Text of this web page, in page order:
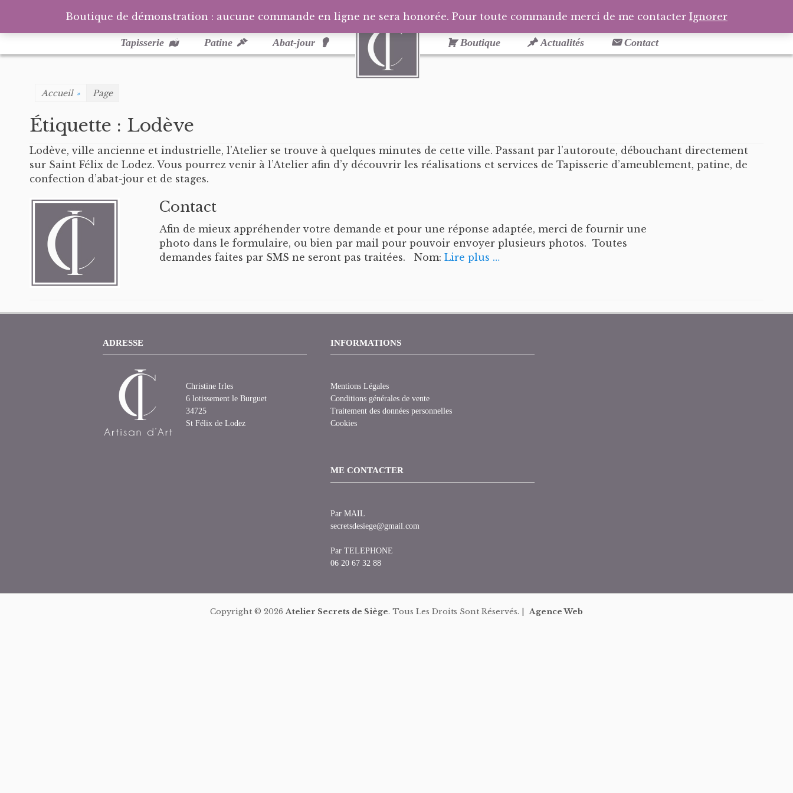
Facebook
au
Tapisserie Patine Abat-jour Boutique Actualités Contact
Accueil » Page
Étiquette : Lodève
Lodève, ville ancienne et industrielle, l’Atelier se trouve à quelques minutes de cette ville. Passant par l’autoroute, débouchant directement
sur Saint Félix de Lodez. Vous pourrez venir à l’Atelier afin d’y découvrir les réalisations et services de Tapisserie d’ameublement, patine, de
confection d’abat-jour et de stages.
Contact
Afin de mieux appréhender votre demande et pour une réponse adaptée, merci de fournir une
photo dans le formulaire, ou bien par mail pour pouvoir envoyer plusieurs photos. Toutes
demandes faites par SMS ne seront pas traitées. Nom: Lire plus …
ADRESSE
Christine Irles
6 lotissement le Burguet
34725
St Félix de Lodez
INFORMATIONS
Mentions Légales
Conditions générales de vente
Traitement des données personnelles
Cookies
ME CONTACTER
Par MAIL
secretsdesiege@gmail.com
Par TELEPHONE
06 20 67 32 88
Copyright © 2026Atelier Secrets de Siège. Tous Les Droits Sont Réservés. |Agence Web
Boutique de démonstration : aucune commande en ligne ne sera honorée. Pour toute commande merci de me contacter Ignorer